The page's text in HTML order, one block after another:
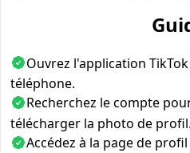
Ouvrez l'application
téléphone.
Recherchez le compte
télécharger la photo de profil.
Accédez à la page de